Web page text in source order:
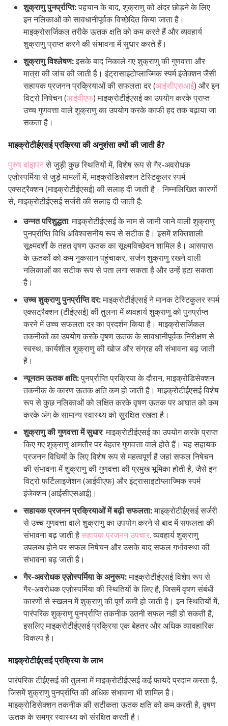
शुक्राणु पुनर्प्राप्ति:पहचान के बाद, शुक्राणु को अंदर छोड़ने के लिए
इन नलिकाओं को सावधानीपूर्वक विच्छेदित किया जाता है।
माइक्रोसर्जिकल तरीके ऊतक क्षति को कम करते हैं और व्यवहार्य
शुक्राणु प्राप्त करने की संभावना में सुधार करते हैं।
शुक्राणु विश्लेषण:इसके बाद निकाले गए शुक्राणु की गुणवत्ता और
मात्रा की जांच की जाती है। इंट्रासाइटोप्लाज्मिक स्पर्म इंजेक्शन जैसी
सहायक प्रजनन प्रक्रियाओं की सफलता दर (आईसीएसआई) और इन
विट्रो निषेचन (आईवीएफ) माइक्रोटीईएसई का उपयोग करके प्राप्त
उच्च गुणवत्ता वाले शुक्राणु का उपयोग करके काफी हद तक बढ़ाया जा
सकता है।
माइक्रोटीईएसई प्रक्रिया की अनुशंसा क्यों की जाती है?
पुरुष बांझपनसे जुड़ी कुछ स्थितियों में, विशेष रूप से गैर-अवरोधक
एज़ोस्पर्मिया से जुड़े मामलों में, माइक्रोडिसेक्शन टेस्टिकुलर स्पर्म
एक्सट्रैक्शन (माइक्रोटीईएसई) की सलाह दी जाती है। निम्नलिखित कारणों
से, माइक्रोटीईएसई सर्जरी की सलाह दी जाती है:
उन्नत परिशुद्धता: माइक्रोटीईएसई के नाम से जानी जाने वाली शुक्राणु
पुनर्प्राप्ति विधि अविश्वसनीय रूप से सटीक है। इसमें शक्तिशाली
सूक्ष्मदर्शी के तहत वृषण ऊतक का सूक्ष्मविच्छेदन शामिल है। आसपास
के ऊतकों को कम नुकसान पहुंचाकर, सर्जन शुक्राणु रखने वाली
नलिकाओं का सटीक रूप से पता लगा सकता है और उन्हें हटा सकता
है।
उच्च शुक्राणु पुनर्प्राप्ति दर:माइक्रोटीईएसई ने मानक टेस्टिकुलर स्पर्म
एक्सट्रैक्शन (टीईएसई) की तुलना में व्यवहार्य शुक्राणु को पुनर्प्राप्त
करने में उच्च सफलता दर का प्रदर्शन किया है। माइक्रोसर्जिकल
तकनीकों का उपयोग करके वृषण ऊतक के सावधानीपूर्वक निरीक्षण से
स्वस्थ, कार्यशील शुक्राणु की खोज और संग्रह की संभावना बढ़ जाती
है।
न्यूनतम ऊतक क्षति:पुनर्प्राप्ति प्रक्रिया के दौरान, माइक्रोडिसेक्शन
तकनीक के कारण ऊतक क्षति कम हो जाती है। माइक्रोटीईएसई विशेष
रूप से कुछ नलिकाओं को लक्षित करके वृषण ऊतक पर आघात को कम
करके अंग के सामान्य स्वास्थ्य को सुरक्षित रखता है।
शुक्राणु की गुणवत्ता में सुधार: माइक्रोटीईएसई का उपयोग करके प्राप्त
किए गए शुक्राणु आमतौर पर बेहतर गुणवत्ता वाले होते हैं। यह सहायक
प्रजनन विधियों के लिए विशेष रूप से महत्वपूर्ण है जहां सफल निषेचन
की संभावना में शुक्राणु की गुणवत्ता की प्रमुख भूमिका होती है, जैसे इन
विट्रो फर्टिलाइजेशन (आईवीएफ) और इंट्रासाइटोप्लाज्मिक स्पर्म
इंजेक्शन (आईसीएसआई)।
सहायक प्रजनन प्रक्रियाओं में बढ़ी सफलता:माइक्रोटीईएसई सर्जरी
से उच्च गुणवत्ता वाले शुक्राणु का उपयोग करने से बाद में सफलता की
संभावना बढ़ जाती हैसहायक प्रजनन उपचार. व्यवहार्य शुक्राणु
उपलब्ध होने पर सफल निषेचन और उसके बाद सफल गर्भावस्था की
संभावना बढ़ जाती है।
गैर-अवरोधक एज़ोस्पर्मिया के अनुरूप:माइक्रोटीईएसई विशेष रूप से
गैर-अवरोधक एज़ोस्पर्मिया की स्थितियों के लिए है, जिसमें वृषण संबंधी
कारणों से स्खलन में शुक्राणु की पूर्ण कमी हो जाती है। इन स्थितियों में,
पारंपरिक शुक्राणु पुनर्प्राप्ति तकनीक उतनी सफल नहीं हो सकती है,
इसलिए माइक्रोटीईएसई प्रक्रिया एक बेहतर और अधिक व्यावहारिक
विकल्प है।
माइक्रोटीईएसई प्रक्रिया के लाभ
पारंपरिक टीईएसई की तुलना में माइक्रोटीईएसई कई फायदे प्रदान करता है,
जिसमें शुक्राणु पुनर्प्राप्ति की अधिक संभावना भी शामिल है।
माइक्रोडिसेक्शन तकनीक की सटीकता ऊतक क्षति को कम करती है, वृषण
ऊतक के समग्र स्वास्थ्य को संरक्षित करती है।